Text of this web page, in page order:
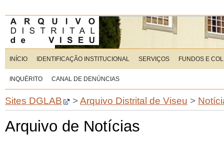
INÍCIO IDENTIFICAÇÃO INSTITUCIONAL SERVIÇOS FUNDOS E
INQUÉRITO CANAL DE DENÚNCIAS
Sites DGLAB >Arquivo Distrital de Viseu >
Arquivo de Notícias